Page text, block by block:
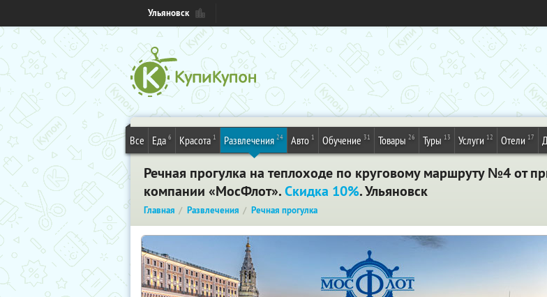
Ульяновск
Все Еда 6 Красота 1 Развлечения 24 Авто 1 Обучение 31 Товары 26 Туры 13 Услуги 12 Отели 17
Речная прогулка на теплоходе по круговому маршруту №4 от
компании «МосФлот».Скидка 10%. Ульяновск
Главная Развлечения Речная прогулка